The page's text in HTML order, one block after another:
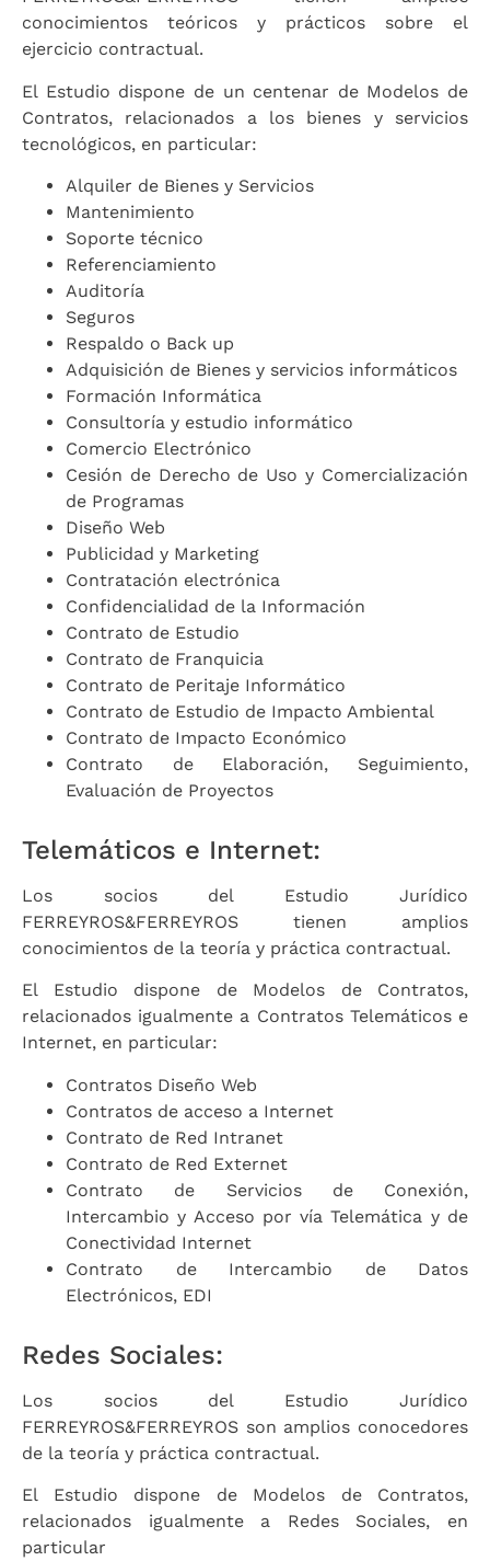
conocimientos teóricos y prácticos sobre el
ejercicio contractual.
El Estudio dispone de un centenar de Modelos de
Contratos, relacionados a los bienes y servicios
tecnológicos, en particular:
Alquiler de Bienes y Servicios
Mantenimiento
Soporte técnico
Referenciamiento
Auditoría
Seguros
Respaldo o Back up
Adquisición de Bienes y servicios informáticos
Formación Informática
Consultoría y estudio informático
Comercio Electrónico
Cesión de Derecho de Uso y Comercialización
de Programas
Diseño Web
Publicidad y Marketing
Contratación electrónica
Confidencialidad de la Información
Contrato de Estudio
Contrato de Franquicia
Contrato de Peritaje Informático
Contrato de Estudio de Impacto Ambiental
Contrato de Impacto Económico
Contrato de Elaboración, Seguimiento,
Evaluación de Proyectos
Telemáticos e Internet:
Los socios del Estudio Jurídico
FERREYROS&FERREYROS tienen amplios
conocimientos de la teoría y práctica contractual.
El Estudio dispone de Modelos de Contratos,
relacionados igualmente a Contratos Telemáticos e
Internet, en particular:
Contratos Diseño Web
Contratos de acceso a Internet
Contrato de Red Intranet
Contrato de Red Externet
Contrato de Servicios de Conexión,
Intercambio y Acceso por vía Telemática y de
Conectividad Internet
Contrato de Intercambio de Datos
Electrónicos, EDI
Redes Sociales:
Los socios del Estudio Jurídico
FERREYROS&FERREYROS son amplios conocedores
de la teoría y práctica contractual.
El Estudio dispone de Modelos de Contratos,
relacionados igualmente a Redes Sociales, en
particular